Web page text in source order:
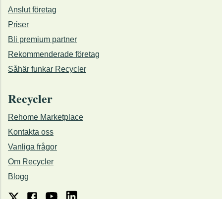
Anslut företag
Priser
Bli premium partner
Rekommenderade företag
Såhär funkar Recycler
Recycler
Rehome Marketplace
Kontakta oss
Vanliga frågor
Om Recycler
Blogg